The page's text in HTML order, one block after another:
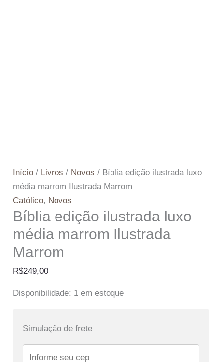
Início / Livros / Novos / Bíblia edição ilustrada luxo
média marrom Ilustrada Marrom
Católico, Novos
Bíblia edição ilustrada luxo
média marrom Ilustrada
Marrom
R$249,00
Disponibilidade: 1 em estoque
Simulação de frete